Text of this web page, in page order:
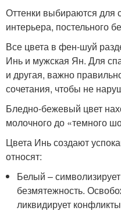
Оттенки выбираются для
интерьера, постельного
Все цвета в фен-шуй
Инь и мужская Ян. Для
и другая, важно
сочетания, чтобы не
Бледно-бежевый цвет
молочного до «темного
Цвета Инь создают
относят:
Белый –
безмятежность.
ликвидирует